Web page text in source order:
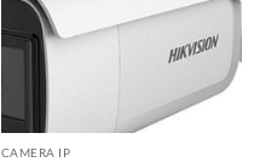
CAMERA IP